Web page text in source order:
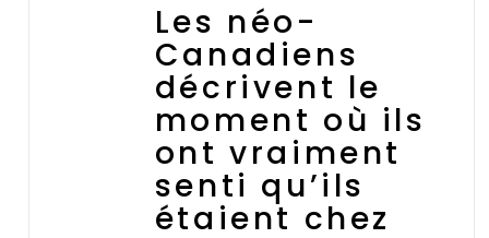
Les néo-
Canadiens
décrivent le
moment où ils
ont vraiment
senti qu’ils
étaient chez